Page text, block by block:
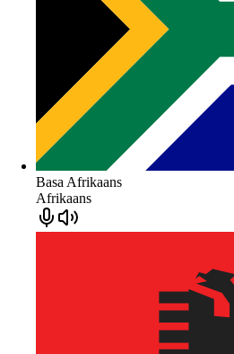
Basa Afrikaans
Afrikaans